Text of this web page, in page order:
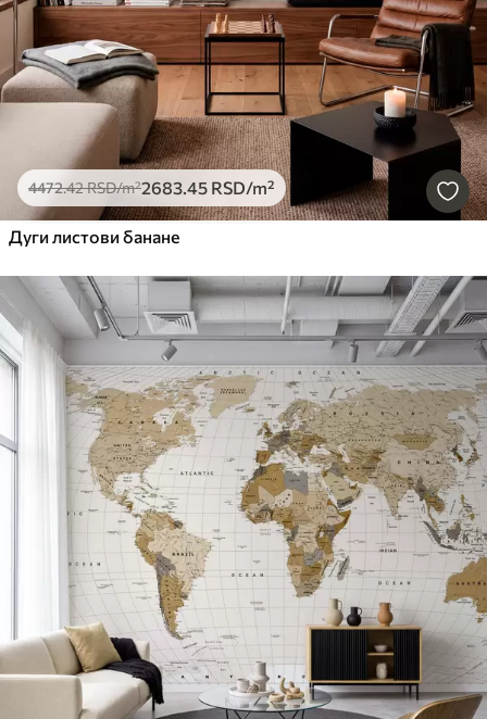
4472.42RSD/m²2683.45 RSD/m²
Дуги листови банане